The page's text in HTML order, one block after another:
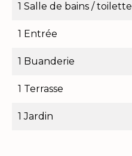
1 Salle de bains /
1 Entrée
1 Buanderie
1 Terrasse
1 Jardin